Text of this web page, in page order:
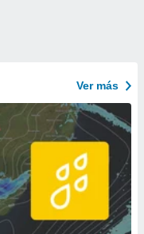
Ver más